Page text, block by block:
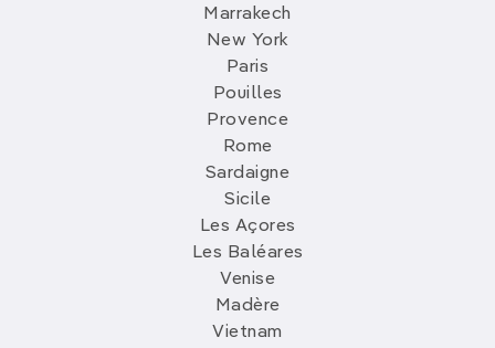
Marrakech
New York
Paris
Pouilles
Provence
Rome
Sardaigne
Sicile
Les Açores
Les Baléares
Venise
Madère
Vietnam